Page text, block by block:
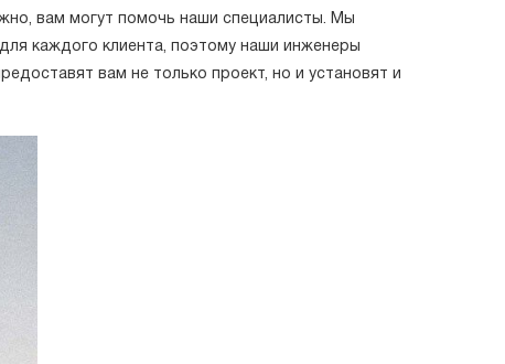
вам могут помочь наши специалисты. Мы
каждого клиента, поэтому наши инженеры
вам не только проект, но и установят и